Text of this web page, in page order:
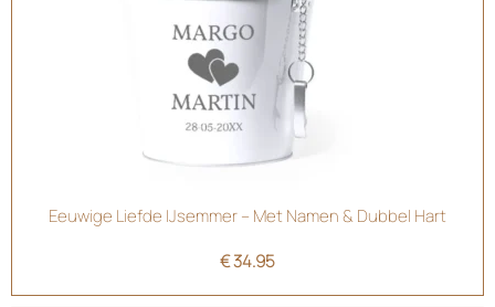
Eeuwige Liefde IJsemmer – Met Namen & Dubbel Hart
€34.95